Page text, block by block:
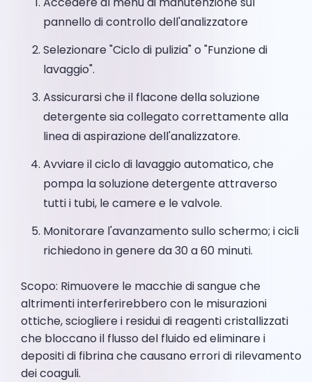
pannello di controllo dell'analizzatore
Selezionare "Ciclo di pulizia" o "Funzione di
lavaggio".
Assicurarsi che il flacone della soluzione
detergente sia collegato correttamente alla
linea di aspirazione dell'analizzatore.
Avviare il ciclo di lavaggio automatico, che
pompa la soluzione detergente attraverso
tutti i tubi, le camere e le valvole.
Monitorare l'avanzamento sullo schermo; i cicli
richiedono in genere da 30 a 60 minuti.
Scopo: Rimuovere le macchie di sangue che
altrimenti interferirebbero con le misurazioni
ottiche, sciogliere i residui di reagenti cristallizzati
che bloccano il flusso del fluido ed eliminare i
depositi di fibrina che causano errori di rilevamento
dei coaguli.